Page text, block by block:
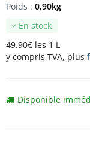
En stock
49.90€ les 1 L
y compris TVA, plus
Poids : 0,90kg
Disponible